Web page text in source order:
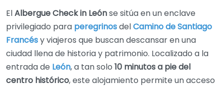
ElAlbergue Check in Leónse sitúa en un enclave
privilegiado para peregrinosdelCamino de Santiago
Francésy viajeros que buscan descansar en una
ciudad llena de historia y patrimonio. Localizado a la
entrada de León, a tan solo 10 minutos a pie del
centro histórico, este alojamiento permite un acceso